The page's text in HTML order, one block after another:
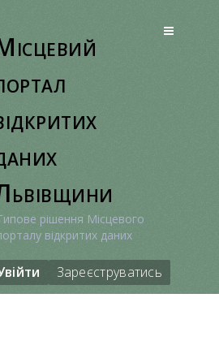
рішення Місцевого
відкритих даних
Зареєструватись